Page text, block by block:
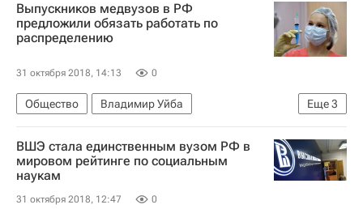
Выпускников медвузов в РФ
предложили обязать работать по
распределению
31 октября 2018, 14:13 0
Еще3
Общество
Владимир Уйба
Навигатор абитуриента
Федеральное медико-биологическое агентство (ФМБА России)
Россия
ВШЭ стала единственным вузом РФ в
мировом рейтинге по социальным
наукам
31 октября 2018, 12:47 0